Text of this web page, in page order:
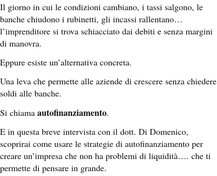
Il giorno in cui le condizioni cambiano, i tassi salgono, le
banche chiudono i rubinetti, gli incassi rallentano…
l’imprenditore si trova schiacciato dai debiti e senza margini
di manovra.
Eppure esiste un’alternativa concreta.
Una leva che permette alle aziende di crescere senza chiedere
soldi alle banche.
Si chiama autofinanziamento.
E in questa breve intervista con il dott. Di Domenico,
scoprirai come usare le strategie di autofinanziamento per
creare un’impresa che non ha problemi di liquidità…. che ti
permette di pensare in grande.